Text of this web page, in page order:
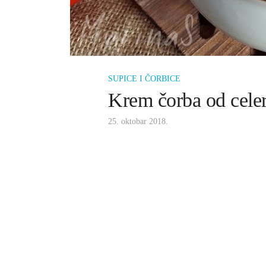
SUPICE I ČORBICE
Krem čorba od
25. oktobar 2018.